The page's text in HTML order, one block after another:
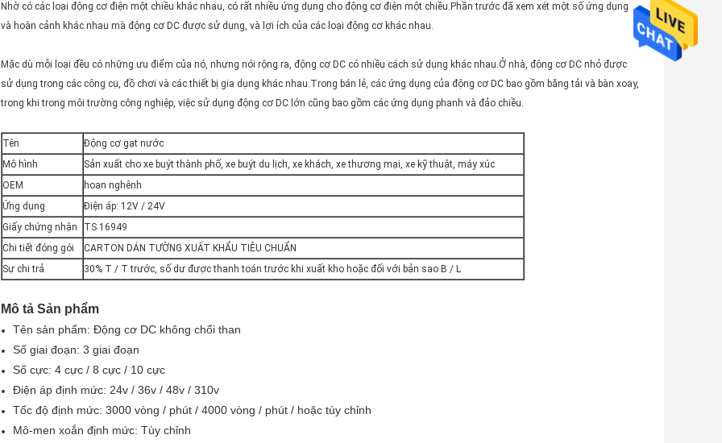
Nhờ có các loại động cơ điện một chiều khác nhau, có rất nhiều ứng dụng cho động cơ điện một chiều.Phần trước đã xem xét một số ứng dụng
và hoàn cảnh khác nhau mà động cơ DC được sử dụng, và lợi ích của các loại động cơ khác nhau.
Mặc dù mỗi loại đều có những ưu điểm của nó, nhưng nói rộng ra, động cơ DC có nhiều cách sử dụng khác nhau.Ở nhà, động cơ DC nhỏ được
sử dụng trong các công cụ, đồ chơi và các thiết bị gia dụng khác nhau.Trong bán lẻ, các ứng dụng của động cơ DC bao gồm băng tải và bàn xoay,
trong khi trong môi trường công nghiệp, việc sử dụng động cơ DC lớn cũng bao gồm các ứng dụng phanh và đảo chiều.
Tên
Động cơ gạt nước
Mô hình
Sản xuất cho xe buýt thành phố, xe buýt du lịch, xe khách, xe thương mại, xe kỹ thuật, máy xúc
OEM
hoan nghênh
Ứng dụng
Điện áp: 12V / 24V
Giấy chứng nhận
TS 16949
Chi tiết đóng gói
CARTON DÁN TƯỜNG XUẤT KHẨU TIÊU CHUẨN
Sự chi trả
30% T / T trước, số dư được thanh toán trước khi xuất kho hoặc đối với bản sao B / L
Mô tả Sản phẩm
Tên sản phẩm: Động cơ DC không chổi than
Số giai đoạn: 3 giai đoạn
Số cực: 4 cực / 8 cực / 10 cực
Điện áp định mức: 24v / 36v / 48v / 310v
Tốc độ định mức: 3000 vòng / phút / 4000 vòng / phút / hoặc tùy chỉnh
Mô-men xoắn định mức: Tùy chỉnh